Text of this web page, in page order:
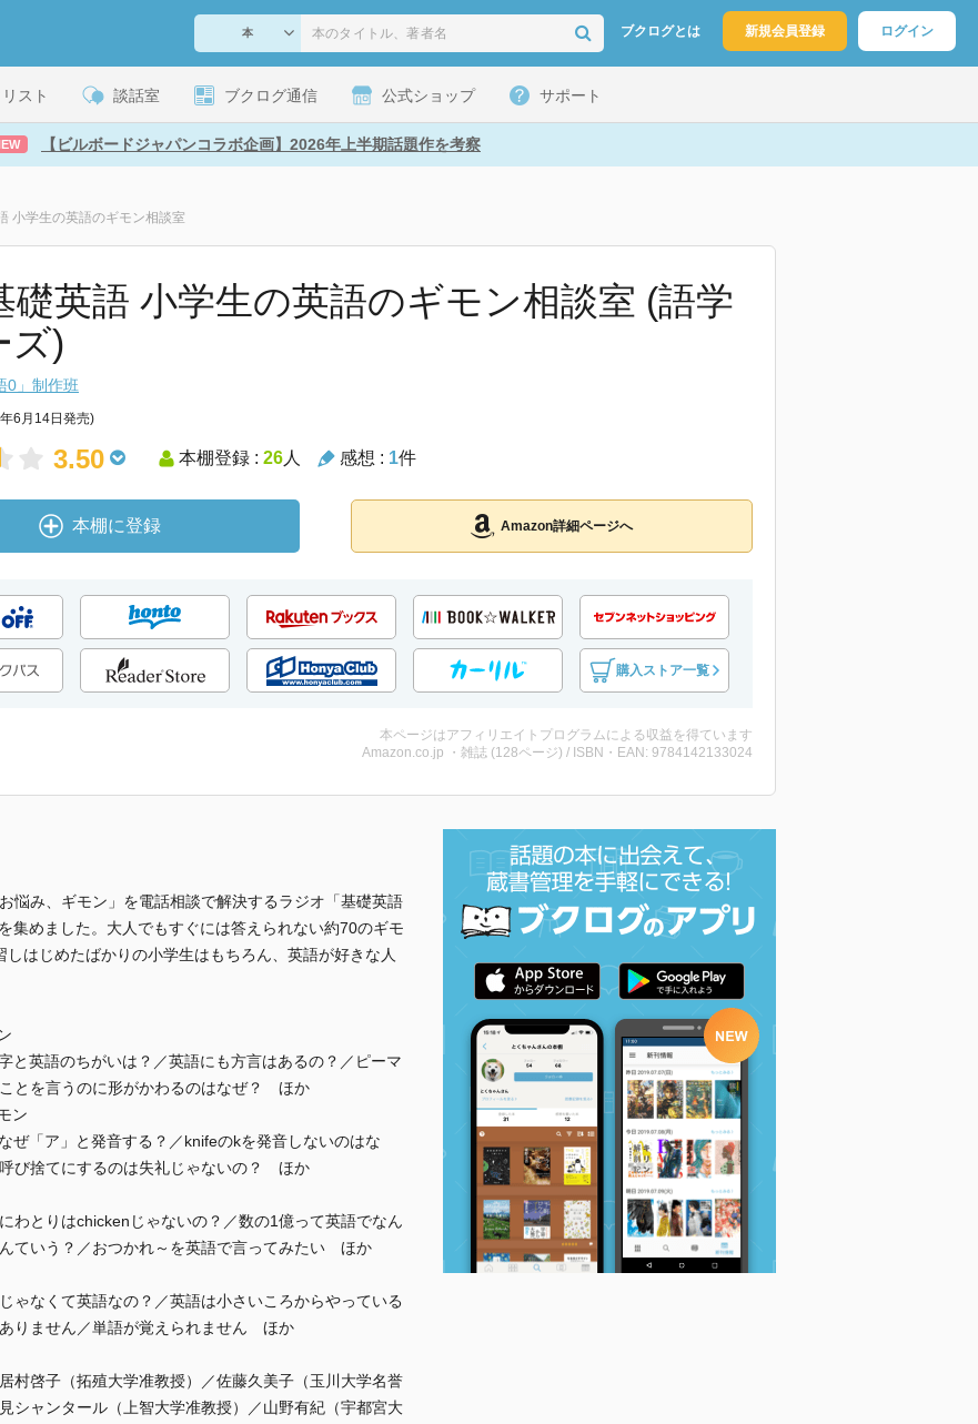
ブクログとは 新規会員登録 ログイン
スト 談話室 ブクログ通信 公式ショップ サポート
【ビルボードジャパンコラボ企画】2026年上半期話題作を考察
小学生の英語のギモン相談室
礎英語 小学生の英語のギモン相談室 (語学
ズ)
0」制作班
6月14日発売)
3.50 本棚登録 : 26人 感想 : 1件
本棚に登録 Amazon詳細ページへ
購入ストア一覧
本ページはアフィリエイトプログラムによる収益を得ています
Amazon.co.jp ・雑誌 (128ページ) / ISBN・EAN: 9784142133024
悩み、ギモン」を電話相談で解決するラジオ「基礎英語
集めました。大人でもすぐには答えられない約70のギモ
はじめたばかりの小学生はもちろん、英語が好きな人
と英語のちがいは？／英語にも方言はあるの？／ピーマ
とを言うのに形がかわるのはなぜ？ ほか
ン
ぜ「ア」と発音する？／knifeのkを発音しないのはな
び捨てにするのは失礼じゃないの？ ほか
わとりはchickenじゃないの？／数の1億って英語でなん
ていう？／おつかれ～を英語で言ってみたい ほか
ゃなくて英語なの？／英語は小さいころからやっている
りません／単語が覚えられません ほか
啓子（拓殖大学准教授）／佐藤久美子（玉川大学名誉
シャンタール（上智大学准教授）／山野有紀（宇都宮大